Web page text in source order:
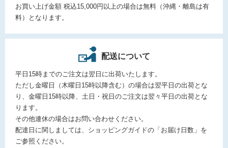
お買い上げ金額 税込15,000円以上の場合は無料（沖縄・離島は有
料）となります。
配送について
平日15時までのご注文は翌日に出荷いたします。
ただし金曜日（木曜日15時以降含む）の場合は翌平日の出荷とな
り、金曜日15時以降、土日・祝日のご注文は翌々平日の出荷とな
ります。
その他連休の場合はお問い合わせください。
配達日に関しましては、ショッピングガイドの「お届け日数」を
ご参照ください。